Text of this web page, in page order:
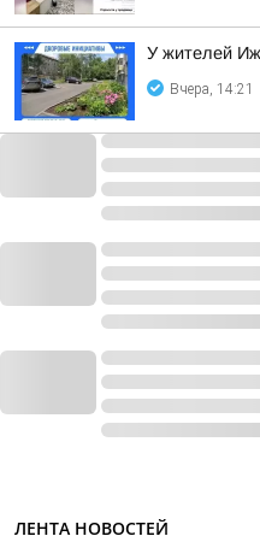
У жителей
Вчера, 14:21
ЛЕНТА НОВОСТЕЙ